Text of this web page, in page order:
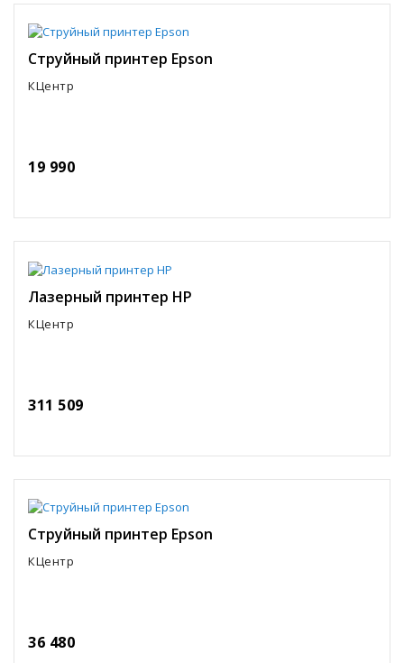
Струйный принтер Epson
КЦентр
19 990
Лазерный принтер HP
КЦентр
311 509
Струйный принтер Epson
КЦентр
36 480